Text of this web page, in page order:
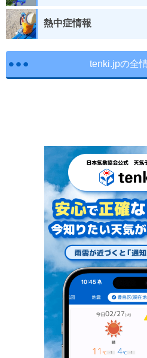
熱中症情報
tenki.jpの全